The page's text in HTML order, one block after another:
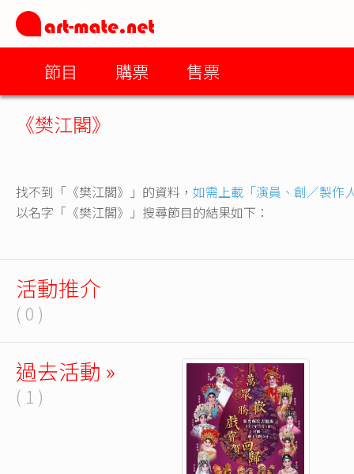
節目 購票 售票
《樊江閣》
找不到「《樊江閣》」的資料， 如需上載「演員、創／製作
以名字「《樊江閣》」搜尋節目的結果如下：
活動推介
( 0 )
過去活動 »
( 1 )